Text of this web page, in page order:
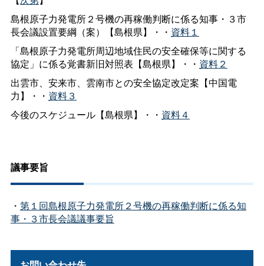
島根原子力発電所２号機の再稼働判断に係る知事・３市
長会議設置要綱（案）【島根県】・・ 資料１
「島根原子力発電所周辺地域住民の安全確保等に関する
協定」に係る覚書新旧対照表【島根県】・・ 資料２
出雲市、安来市、雲南市との安全協定改定案【中国電
力】・・ 資料３
今後のスケジュール【島根県】・・ 資料４
議事要旨
・ 第１回島根原子力発電所２号機の再稼働判断に係る知
事・３市長会議議事要旨